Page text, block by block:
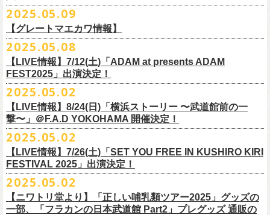
◎「チキパン(CHICKEN PUNKS)ジャージ」
価格：￥6,800(税込）
ボディ：ネイビー/ホワイト、ライトグレー/ネイビー
素材 ： ポリエステル 100％ スムース ※ファスナーはダブルスライダー
サイズ：S / M / L / XL
＜製品サイズ＞
S ： 身丈60cm / 身幅52cm / 裄丈80cm
M ： 身丈64cm / 身幅57cm / 裄丈84cm
2025年7月2日(水)18:00 ～ 2025年7月6日（日）22:00 (入金終了23:00)ま
で
※上記受付期間内でも、規定枚数に達し次第、受付は終了させていただ
きます。
■予約有効期間
予約日含めず１日間
※2025年7月6日(日)注文分に限り、2025年7月6日(日) 23:00入金締め切
りとなります。
■電子チケット表示期間
2025年7月10日(木)～ イベント当日まで
※イベント当日に「入場画面」から進むことができます
＜チケット受付に関してのご注意＞
※ご購入はおひとり様1枚までとさせていただきます。
S ＞ 100 / 111 / 37 / 26 / 68
M ＞ 105 / 116 / 38 / 26.5 / 70
L ＞ 110 / 121 / 39 / 27 / 72
※商品の特性上、サイズ表記から1～2cm程度の誤差が生じる場合がござ
います。
※写真参照 :鈴木圭介、グレートマエカワ S着用/ 竹安堅一 M着用/ミスタ
ー小西 L着用
■vol.4：山里亮太（南海キャンディーズ）
https://youtube.com/live/_ipE-Na37yY
◾️vol.5
ゲスト：大槻ケンヂ（筋肉少女帯/特撮/オケミス）
https://www.youtube.com/watch?v=1EMet2dx9d4
17．ディスイズナゴヤ
18．失格（2013 Mix ver.)
19．どっち坊主大会
※こちらの商品は、Sony Music Shop、ライブ会場での販売となります
☆Sony Music Shop
https://www.sonymusicshop.jp/m/item/itemShw.php?
site=S&ima=2253&utm_source=upcocoming&utm_medium=owned&utm_
campaign=DQCL000003946&cd=DQCL000003946&srsltid=AfmBOopGUP
f67JLrBdn1yt7FcWbN_7xUiKMo2OoT8SAQ2R-InUmvVzJt
出演：怒髪天、フラワーカンパニーズ
チケット料金：全自由 前売￥6,900-（ドリンク代別）＊未就学児童入場
不可(小学生以上のご入場される方全てにチケット必要)
一般チケット発売日：7月19日(土)
【指定席】前売料⾦(税込)：
【芝⽣⾃由席】前売料⾦(税込)：
問い合わせ：清⽔⾳泉 06-6357-3666 (平⽇12:00〜17:00) /
info@shimizuonsen.com
14回目となる今年はいつもと趣向を変え、9/20(土)開催「
武道館Part2 〜超・今が旬〜」のアフターパーティー的イベントとして親
しい仲間たちをゲストに
昨年9月に荻窪TOP BEAT CLUBで行われ好評を博した、フラカン＆ヨコ
ロコ合同企画「俺たちのザ・ベストテン〜グレートマエカワ AGE55 前夜
祭〜」の第2弾、1978年〜
ベストテン】のトリビュートライヴとして、 全曲当時のヒット曲でのカ
ヴァーライヴをお届けします！
ベストテン世代による、ベストテン世代のための、
代じゃなくてもきっと楽しんでいただける、懐かしくも新鮮でとびきり
贅沢なステージショウ！
乞うご期待！
◎フラワーカンパニーズ presents 「DRAGON DELUXE 2025〜特別
ぞお楽しみに！
◎フラワーカンパニーズ アコースティック・ワンマンツアー
「 フォークの爆発 2025～座って演奏するスタイルです～」
・7月5日(土)
会場：福島・喜多方 大和川酒造北方風土館
時間：Open 15:30 / Start 16:00
チケット料金：前売 ¥5,500（税込／全自由・整理番号付／ドリンク代別
途要）
一般チケット発売日：5月25日(日)
プレイガイド：
イープラス
チケットぴあ
ローチケ
問い合わせ：ノースロードミュージック仙台
歌詞にフラカンメンバーが作曲、アレンジを担当したことがきっかけ
で、今回の対バンが実現しました！
一般チケットは6/8(日)より発売開始！
完売必至の初ツーマン、どうぞお楽しみに！
◎それゆけ！大宮セブンpresents「はぐれ者たちの宴」フラワーカンパニ
ーズ×アイボリーズ ツーマンライブ
日時：2025年7月23日(水) 開場：18:15 開演：19:00
会場：下北沢シャングリラ
出演：フラワーカンパニーズ
アイボリーズ
Vo. アタック西本（ジェラードン）
Gt. 村上（マヂカルラブリー）
Ba. 根建太一（囲碁将棋）
Key. SJ（GAG）
楽曲の歌詞に着目し、気鋭のイラストレーターが自らのフィルターを通
今年2025年9月20日(土)開催「フラカンの日本武道館 Part2 〜超・今が
旬〜」、今回も日本全国各地からたくさんの方に集まっていただけるよ
うに！全国より”フラカンの日本武道館 日本全国宣伝隊員“を大募集致しま
す！
10年前に続き、今回も宣伝隊員のお仕事としてお願いしたいのは学校や
お店、そのほか人目につく場所への[ポスター貼り]と[フライヤー置き]の
ポスター＆フライヤー大作戦！
作戦を決行いただきましたら、展開していただいている様子を写真に撮
ってお送りください。フラカン公式SNSにてアップさせていただきま
す。
宣伝隊員のみなさま、そしてご協力いただいたお店、学校を「フラカン
の日本武道館Part2 サポーター」に認定、フラカンの日本武道館Part2 ス
テッカー（サポーター限定カラー）を差し上げます！
2025.05.09
【グレートマエカワ情報】
◎押競満寿「オクノマサヒコのDJ Dinners〜2025、初夏〜」
5/20(火) OPEN 18:00 CLOSE 23:00 (L/O 22:30)
【DJ】奥野真哉、グレートマエカワ
※お店のキャパシティに限りがあるため、混雑状況によっては時間制の
入れ替えとさせていただきます。何卒、ご了承ください。
【料金】2000円 （1ドリンク付き）
【会場】押競満寿 〒151-0062 東京都渋谷区元代々木町25-5
＝＝＝＝＝＝＝＝＝＝＝＝
◎オーバーオールズ
6/25(水)吉祥寺MANDA-LA2
出演・オーバーオールズ
[三宅伸治(vo.g)/石塚英彦(vo)/グレートマエカワ(b)/石塚幸作(ds)]
2025.05.08
【LIVE情報】7/12(土)「ADAM at presents ADAM
FEST2025」出演決定！
2025.05.02
【LIVE情報】8/24(日)「横浜ストーリー 〜武道館前の一
撃〜」＠F.A.D YOKOHAMA 開催決定！
2025.05.02
【LIVE情報】7/26(土)「SET YOU FREE IN KUSHIRO KIRI
FESTIVAL 2025」出演決定！
2025.05.02
【ニワトリ堂より】「正しい哺乳類ツアー2025」グッズの
一部、「フラカンの日本武道館 Part2」プレグッズ 通販の